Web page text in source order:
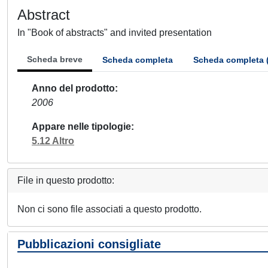
Abstract
In "Book of abstracts" and invited presentation
Scheda breve Scheda completa Scheda completa
Anno del prodotto
2006
Appare nelle tipologie
5.12 Altro
File in questo prodotto:
Non ci sono file associati a questo prodotto.
Pubblicazioni consigliate